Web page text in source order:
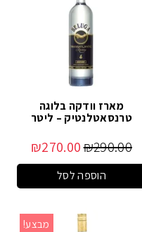
מארז וודקה בלוגה
טרנסאטלנטיק – ליטר
₪290.00
₪270.00
הוספה לסל
מבצע!